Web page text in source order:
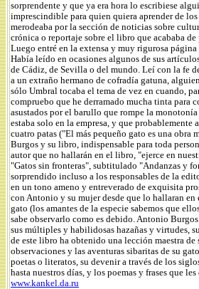
sorprendente y que ya era hora lo escribiese
imprescindible para quien quiera aprender de
merodeaba por la sección de noticias sobre
crónica o reportaje sobre el libro que acababa
Luego entré en la extensa y muy rigurosa
Había leído en ocasiones algunos de sus
de Cádiz, de Sevilla o del mundo. Leí con la fe
a un extraño hermano de cofradía gatuna,
sólo Umbral tocaba el tema de vez en cuando,
compruebo que he derramado mucha tinta para
asustados por el barullo que rompe la
estaba solo en la empresa, y que
cuatro patas ("El más pequeño gato es una
Burgos y su libro, indispensable para toda
autor que no hallarán en el libro, "ejerce en
"Gatos sin fronteras", subtitulado "Andanzas y
sorprendido incluso a los responsables de la
en un tono ameno y entreverado de exquisita
con Antonio y su mujer desde que lo hallaran
gato (los amantes de la especie sabemos que
sabe observarlo como es debido. Antonio
sus múltiples y habilidosas hazañas y virtudes,
de este libro ha obtenido una lección maestra de
observaciones y las aventuras sibaritas de su
poetas o literatos, su devenir a través de los
hasta nuestros días, y los poemas y frases que
www.kankel.da.ru